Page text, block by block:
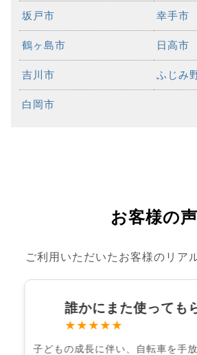
坂戸市 幸手市
鶴ヶ島市 日高市
吉川市 ふじみ
白岡市
お客様の声
ご利用いただいたお客様のリア
誰かにまた使っても
★★★★★
子どもの成長に伴い、自転車を手